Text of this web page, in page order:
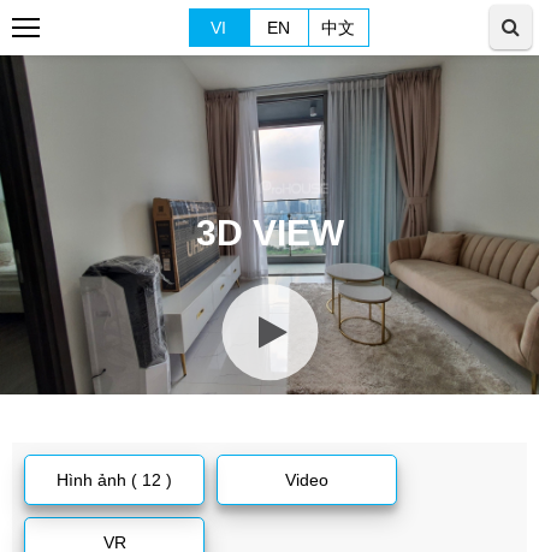
VI EN 中文
3D VIEW
Hình ảnh ( 12 ) Video
VR